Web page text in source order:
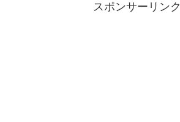
スポンサーリンク